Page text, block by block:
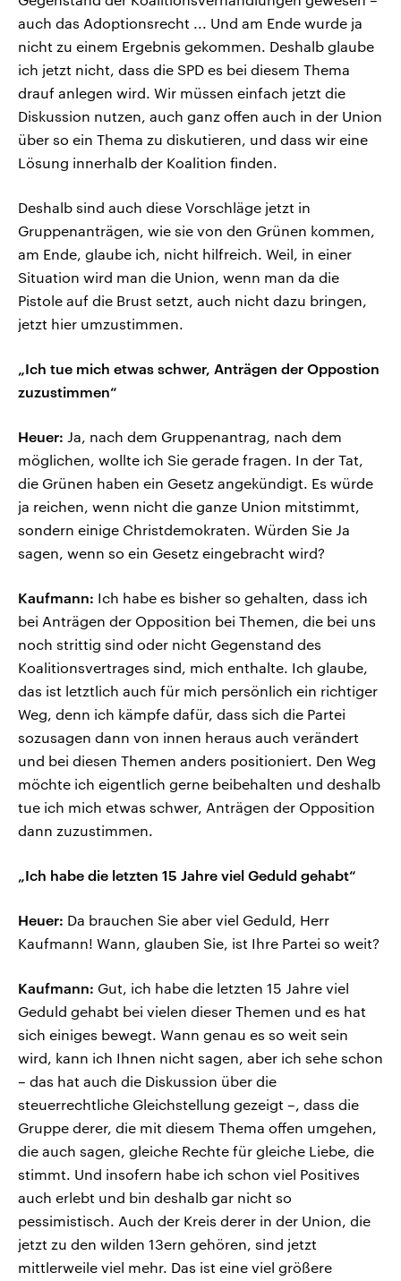
auch das Adoptionsrecht ... Und am Ende wurde ja
nicht zu einem Ergebnis gekommen. Deshalb glaube
ich jetzt nicht, dass die SPD es bei diesem Thema
drauf anlegen wird. Wir müssen einfach jetzt die
Diskussion nutzen, auch ganz offen auch in der Union
über so ein Thema zu diskutieren, und dass wir eine
Lösung innerhalb der Koalition finden.
Deshalb sind auch diese Vorschläge jetzt in
Gruppenanträgen, wie sie von den Grünen kommen,
am Ende, glaube ich, nicht hilfreich. Weil, in einer
Situation wird man die Union, wenn man da die
Pistole auf die Brust setzt, auch nicht dazu bringen,
jetzt hier umzustimmen.
„Ich tue mich etwas schwer, Anträgen der Oppostion
zuzustimmen“
Heuer: Ja, nach dem Gruppenantrag, nach dem
möglichen, wollte ich Sie gerade fragen. In der Tat,
die Grünen haben ein Gesetz angekündigt. Es würde
ja reichen, wenn nicht die ganze Union mitstimmt,
sondern einige Christdemokraten. Würden Sie Ja
sagen, wenn so ein Gesetz eingebracht wird?
Kaufmann: Ich habe es bisher so gehalten, dass ich
bei Anträgen der Opposition bei Themen, die bei uns
noch strittig sind oder nicht Gegenstand des
Koalitionsvertrages sind, mich enthalte. Ich glaube,
das ist letztlich auch für mich persönlich ein richtiger
Weg, denn ich kämpfe dafür, dass sich die Partei
sozusagen dann von innen heraus auch verändert
und bei diesen Themen anders positioniert. Den Weg
möchte ich eigentlich gerne beibehalten und deshalb
tue ich mich etwas schwer, Anträgen der Opposition
dann zuzustimmen.
„Ich habe die letzten 15 Jahre viel Geduld gehabt“
Heuer: Da brauchen Sie aber viel Geduld, Herr
Kaufmann! Wann, glauben Sie, ist Ihre Partei so weit?
Kaufmann: Gut, ich habe die letzten 15 Jahre viel
Geduld gehabt bei vielen dieser Themen und es hat
sich einiges bewegt. Wann genau es so weit sein
wird, kann ich Ihnen nicht sagen, aber ich sehe schon
– das hat auch die Diskussion über die
steuerrechtliche Gleichstellung gezeigt –, dass die
Gruppe derer, die mit diesem Thema offen umgehen,
die auch sagen, gleiche Rechte für gleiche Liebe, die
stimmt. Und insofern habe ich schon viel Positives
auch erlebt und bin deshalb gar nicht so
pessimistisch. Auch der Kreis derer in der Union, die
jetzt zu den wilden 13ern gehören, sind jetzt
mittlerweile viel mehr. Das ist eine viel größere